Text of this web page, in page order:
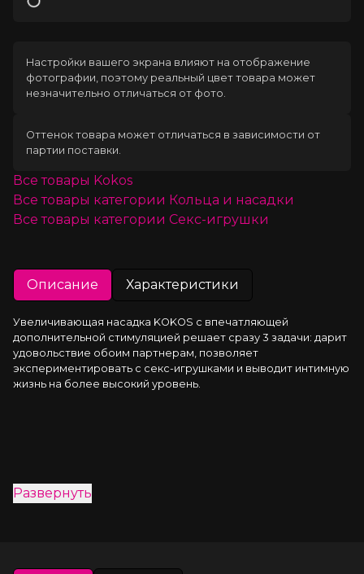
Загрузка
Настройки вашего экрана влияют на отображение
фотографии, поэтому реальный цвет товара может
незначительно отличаться от фото.
Оттенок товара может отличаться в зависимости от
партии поставки.
Все товары Kokos
Все товары категории Кольца и насадки
Все товары категории Секс-игрушки
Описание Характеристики
Увеличивающая насадка KOKOS c впечатляющей
дополнительной стимуляцией решает сразу 3 задачи: дарит
удовольствие обоим партнерам, позволяет
экспериментировать с секс-игрушками и выводит интимную
жизнь на более высокий уровень.
Развернуть